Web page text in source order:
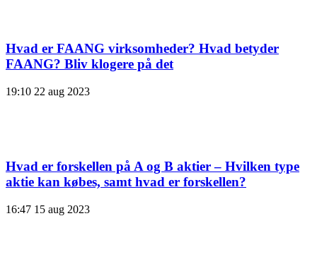
Hvad er FAANG virksomheder? Hvad betyder
FAANG? Bliv klogere på det
19:10 22 aug 2023
Hvad er forskellen på A og B aktier – Hvilken type
aktie kan købes, samt hvad er forskellen?
16:47 15 aug 2023